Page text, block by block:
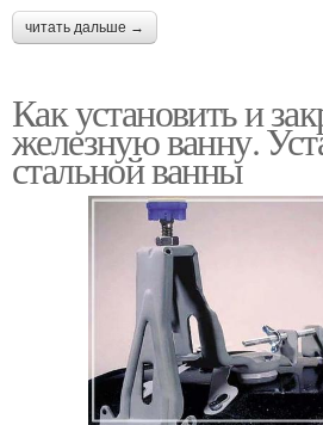
читать дальше →
Как установить и
железную ванну.
стальной ванны